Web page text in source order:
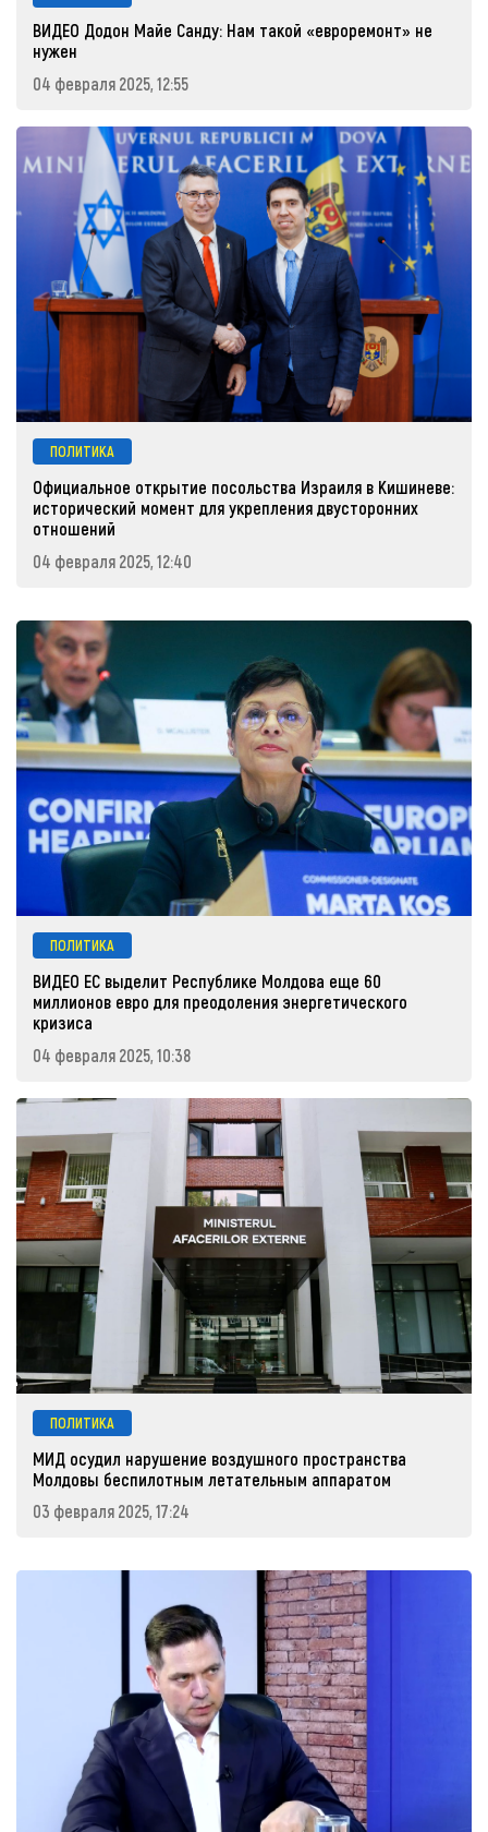
ВИДЕО Додон Майе Санду: Нам такой «евроремонт» не
нужен
04 февраля 2025, 12:55
ПОЛИТИКА
Официальное открытие посольства Израиля в Кишиневе:
исторический момент для укрепления двусторонних
отношений
04 февраля 2025, 12:40
ПОЛИТИКА
ВИДЕО ЕС выделит Республике Молдова еще 60
миллионов евро для преодоления энергетического
кризиса
04 февраля 2025, 10:38
ПОЛИТИКА
МИД осудил нарушение воздушного пространства
Молдовы беспилотным летательным аппаратом
03 февраля 2025, 17:24